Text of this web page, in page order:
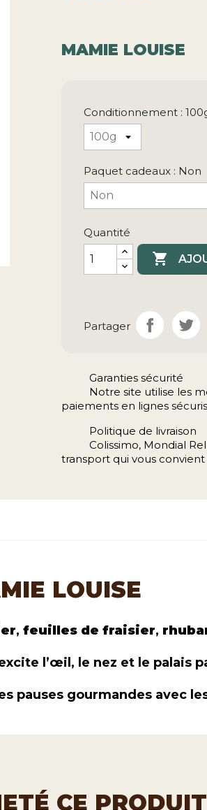
MAMIE LOUISE
Conditionnement :
Paquet cadeaux : Non
Quantité

Partager
Garanties sécurité
Notre site utilise les
paiements en lignes
Politique de livraison
Colissimo, Mondial
transport qui vous
LOUISE
, feuilles de fraisier,
l’œil, le nez et le palais
pauses gourmandes avec
CE